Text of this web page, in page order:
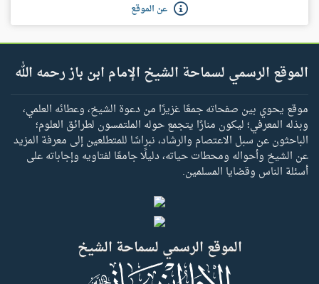
عن الموقع
الموقع الرسمي لسماحة الشيخ الإمام ابن باز رحمه الله
موقع يحوي بين صفحاته جمعًا غزيرًا من دعوة الشيخ، وعطائه العلمي،
وبذله المعرفي؛ ليكون منارًا يتجمع حوله الملتمسون لطرائق العلوم؛
الباحثون عن سبل الاعتصام والرشاد، نبراسًا للمتطلعين إلى معرفة المزيد
عن الشيخ وأحواله ومحطات حياته، دليلًا جامعًا لفتاويه وإجاباته على
أسئلة الناس وقضايا المسلمين.
الموقع الرسمي لسماحة الشيخ